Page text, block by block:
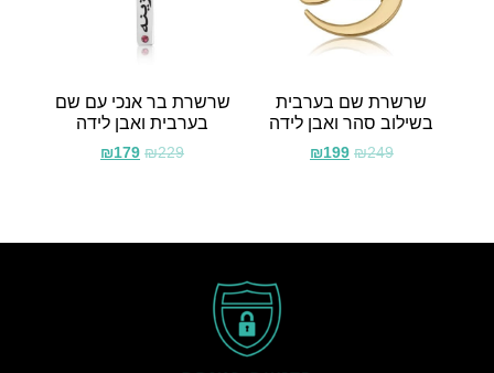
שרשרת שם בערבית
בשילוב סהר ואבן לידה
₪249
₪199
שרשרת בר אנכי עם שם
בערבית ואבן לידה
₪229
₪179